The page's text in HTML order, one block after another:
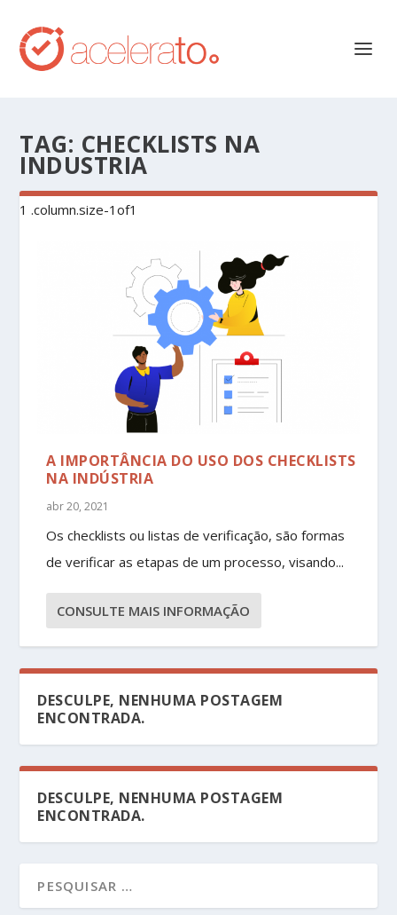
TAG: CHECKLISTS NA
INDUSTRIA
A IMPORTÂNCIA DO USO DOS CHECKLISTS
NA INDÚSTRIA
abr 20, 2021
Os checklists ou listas de verificação, são formas
de verificar as etapas de um processo, visando...
CONSULTE MAIS INFORMAÇÃO
DESCULPE, NENHUMA POSTAGEM
ENCONTRADA.
DESCULPE, NENHUMA POSTAGEM
ENCONTRADA.